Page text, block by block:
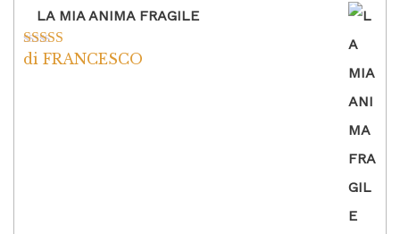
LA MIA ANIMA FRAGILE
Valutato5su
di FRANCESCO